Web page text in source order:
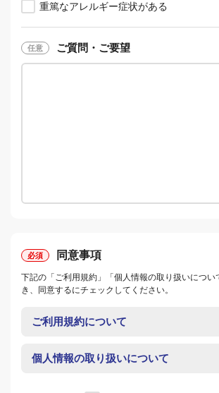
重篤なアレルギー症状がある
ご質問・ご要望
同意事項
下記の「ご利用規約」「個人情報の取り扱いについ
き、同意するにチェックしてください。
ご利用規約について
個人情報の取り扱いについて